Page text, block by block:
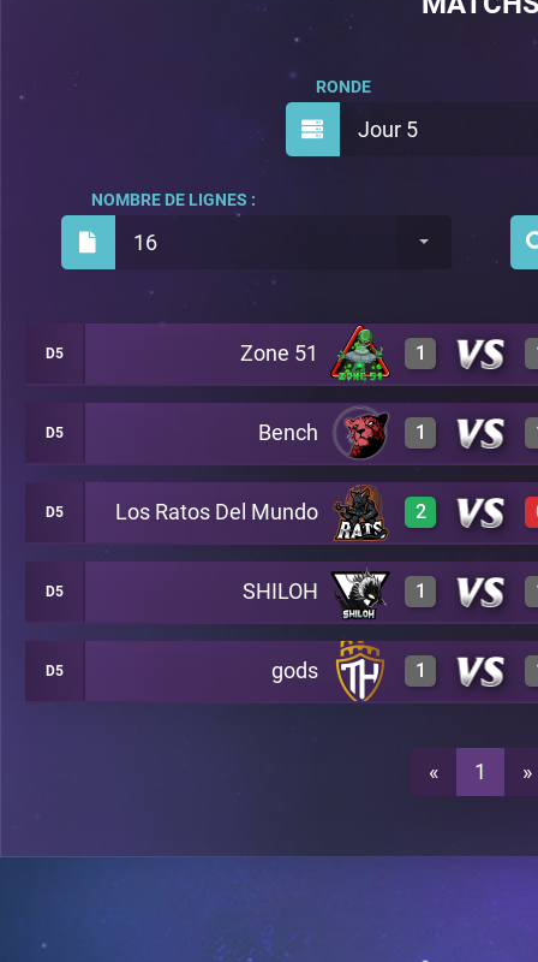
Jour 5
RONDE
16
NOMBRE DE LIGNES :
D5 Zone 51 1
0 A20
3 A20
D5 Bench 1
0 A20
3 A20
D5 Los Ratos Del Mundo 2
3 A20
D5 SHILOH 1
0 A20
A20
D5 gods 1
A20
« 1 »